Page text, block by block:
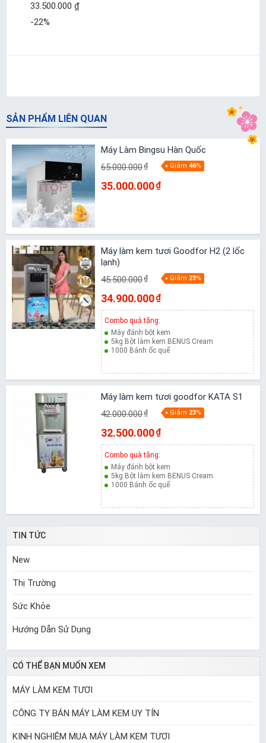
33.500.000 ₫
-22%
SẢN PHẨM LIÊN QUAN
Máy Làm Bingsu Hàn Quốc
65.000.000₫ Giảm 46%
35.000.000₫
Máy làm kem tươi Goodfor H2 (2 lốc
lạnh)
45.500.000₫ Giảm 23%
34.900.000₫
Combo quà tặng:
Máy đánh bột kem
5kg Bột làm kem BENUS Cream
1000 Bánh ốc quế
Máy làm kem tươi goodfor KATA S1
42.000.000₫ Giảm 23%
32.500.000₫
Combo quà tặng:
Máy đánh bột kem
5kg Bột làm kem BENUS Cream
1000 Bánh ốc quế
TIN TỨC
New
Thị Trường
Sức Khỏe
Hướng Dẫn Sử Dụng
CÓ THỂ BẠN MUỐN XEM
MÁY LÀM KEM TƯƠI
CÔNG TY BÁN MÁY LÀM KEM UY TÍN
KINH NGHIÊM MUA MÁY LÀM KEM TƯƠI